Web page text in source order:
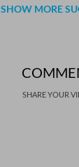
SHOW MORE
SHARE YOUR